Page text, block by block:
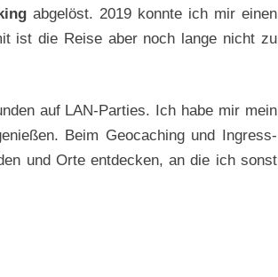
abgelöst. 2019 konnte ich mir einen
ist die Reise aber noch lange nicht zu
auf LAN-Parties. Ich habe mir mein
Beim Geocaching und Ingress-
und Orte entdecken, an die ich sonst